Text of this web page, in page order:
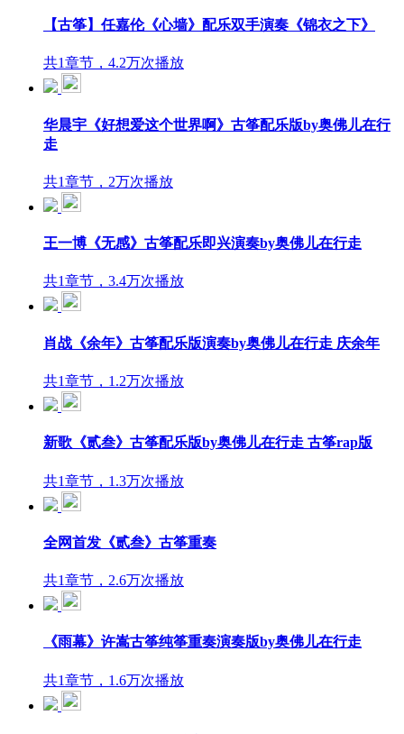
【古筝】任嘉伦《心墙》配乐双手演奏《锦衣之下》
共1章节，4.2万次播放
华晨宇《好想爱这个世界啊》古筝配乐版by奥佛儿在行
走
共1章节，2万次播放
王一博《无感》古筝配乐即兴演奏by奥佛儿在行走
共1章节，3.4万次播放
肖战《余年》古筝配乐版演奏by奥佛儿在行走 庆余年
共1章节，1.2万次播放
新歌《贰叁》古筝配乐版by奥佛儿在行走 古筝rap版
共1章节，1.3万次播放
全网首发《贰叁》古筝重奏
共1章节，2.6万次播放
《雨幕》许嵩古筝纯筝重奏演奏版by奥佛儿在行走
共1章节，1.6万次播放